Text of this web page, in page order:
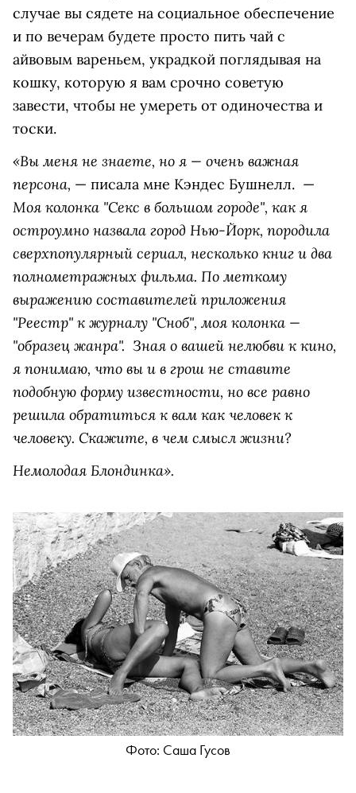
случае вы сядете на социальное обеспечение
и по вечерам будете просто пить чай с
айвовым вареньем, украдкой поглядывая на
кошку, которую я вам срочно советую
завести, чтобы не умереть от одиночества и
тоски.
«Вы меня не знаете, но я — очень важная
персона, — писала мне Кэндес Бушнелл. —
Моя колонка "Секс в большом городе", как я
остроумно назвала город Нью-Йорк, породила
сверхпопулярный сериал, несколько книг и два
полнометражных фильма. По меткому
выражению составителей приложения
"Реестр" к журналу "Сноб", моя колонка —
"образец жанра". Зная о вашей нелюбви к кино,
я понимаю, что вы и в грош не ставите
подобную форму известности, но все равно
решила обратиться к вам как человек к
человеку. Скажите, в чем смысл жизни?
Немолодая Блондинка».
Фото: Саша Гусов